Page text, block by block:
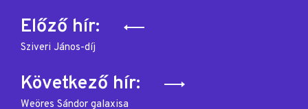
Bejegyzés
navigáció
Előző hír:
Sziveri János-díj
Következő hír:
Weöres Sándor galaxisa